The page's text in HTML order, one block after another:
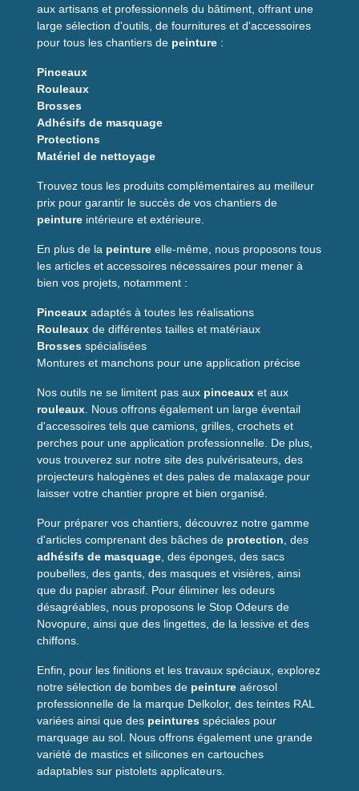
aux artisans et professionnels du bâtiment, offrant une
large sélection d'outils, de fournitures et d'accessoires
pour tous les chantiers de peinture :
Pinceaux
Rouleaux
Brosses
Adhésifs de masquage
Protections
Matériel de nettoyage
Trouvez tous les produits complémentaires au meilleur
prix pour garantir le succès de vos chantiers de
peinture intérieure et extérieure.
En plus de la peinture elle-même, nous proposons tous
les articles et accessoires nécessaires pour mener à
bien vos projets, notamment :
Pinceaux adaptés à toutes les réalisations
Rouleaux de différentes tailles et matériaux
Brosses spécialisées
Montures et manchons pour une application précise
Nos outils ne se limitent pas aux pinceaux et aux
rouleaux. Nous offrons également un large éventail
d'accessoires tels que camions, grilles, crochets et
perches pour une application professionnelle. De plus,
vous trouverez sur notre site des pulvérisateurs, des
projecteurs halogènes et des pales de malaxage pour
laisser votre chantier propre et bien organisé.
Pour préparer vos chantiers, découvrez notre gamme
d'articles comprenant des bâches de protection, des
adhésifs de masquage, des éponges, des sacs
poubelles, des gants, des masques et visières, ainsi
que du papier abrasif. Pour éliminer les odeurs
désagréables, nous proposons le Stop Odeurs de
Novopure, ainsi que des lingettes, de la lessive et des
chiffons.
Enfin, pour les finitions et les travaux spéciaux, explorez
notre sélection de bombes de peinture aérosol
professionnelle de la marque Delkolor, des teintes RAL
variées ainsi que des peintures spéciales pour
marquage au sol. Nous offrons également une grande
variété de mastics et silicones en cartouches
adaptables sur pistolets applicateurs.